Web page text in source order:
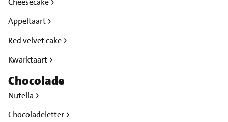
Appeltaart
Red velvet cake
Kwarktaart
Chocolade
Nutella
Chocoladeletter